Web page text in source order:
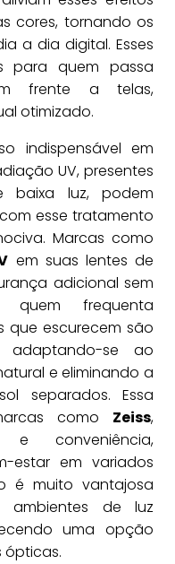
cores, tornando os
a dia digital. Esses
para quem passa
frente a telas,
otimizado.
indispensável em
UV, presentes
baixa luz, podem
esse tratamento
Marcas como
em suas lentes de
adicional sem
quem frequenta
que escurecem são
adaptando-se ao
e eliminando a
separados. Essa
como Zeiss,
e conveniência,
estar em variados
é muito vantajosa
ambientes de luz
uma opção
ópticas.